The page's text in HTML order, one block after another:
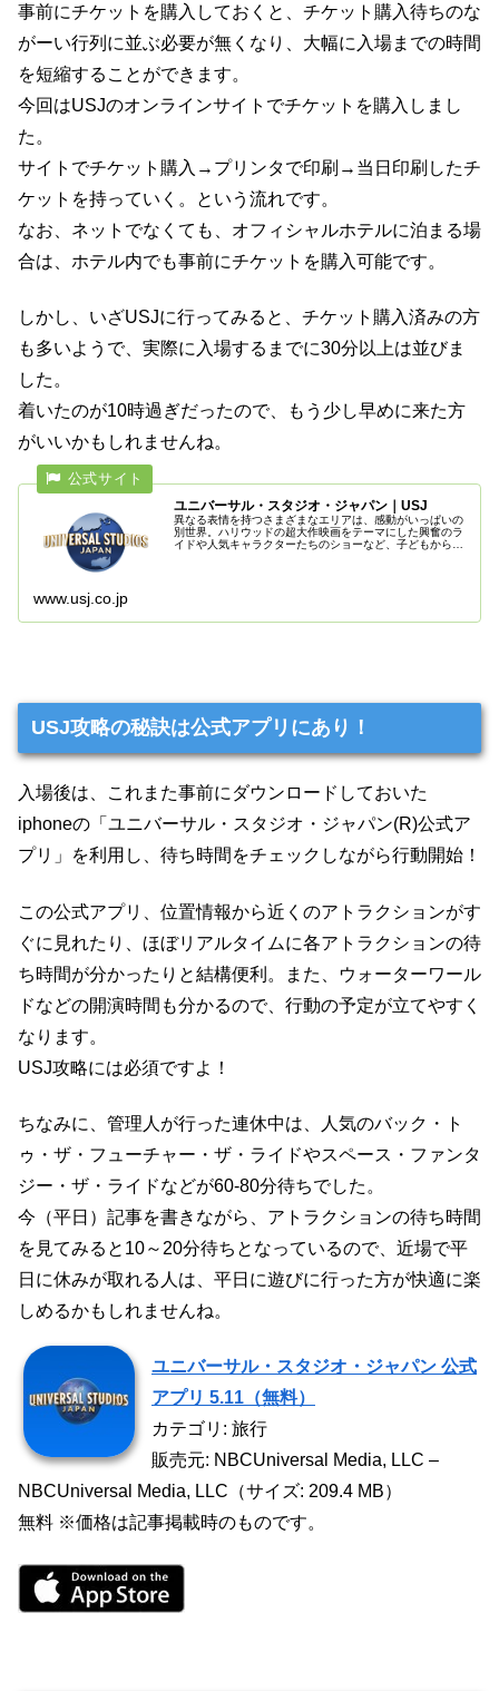
事前にチケットを購入しておくと、チケット購入待ちのな
がーい行列に並ぶ必要が無くなり、大幅に入場までの時間
を短縮することができます。
今回はUSJのオンラインサイトでチケットを購入しまし
た。
サイトでチケット購入→プリンタで印刷→当日印刷したチ
ケットを持っていく。という流れです。
なお、ネットでなくても、オフィシャルホテルに泊まる場
合は、ホテル内でも事前にチケットを購入可能です。
しかし、いざUSJに行ってみると、チケット購入済みの方
も多いようで、実際に入場するまでに30分以上は並びま
した。
着いたのが10時過ぎだったので、もう少し早めに来た方
がいいかもしれませんね。
ユニバーサル・スタジオ・ジャパン｜USJ
異なる表情を持つさまざまなエリアは、感動がいっぱいの
別世界。ハリウッドの超大作映画をテーマにした興奮のラ
イドや人気キャラクターたちのショーなど、子どもから大
www.usj.co.jp
USJ攻略の秘訣は公式アプリにあり！
入場後は、これまた事前にダウンロードしておいた
iphoneの「ユニバーサル・スタジオ・ジャパン(R)公式ア
プリ」を利用し、待ち時間をチェックしながら行動開始！
この公式アプリ、位置情報から近くのアトラクションがす
ぐに見れたり、ほぼリアルタイムに各アトラクションの待
ち時間が分かったりと結構便利。また、ウォーターワール
ドなどの開演時間も分かるので、行動の予定が立てやすく
なります。
USJ攻略には必須ですよ！
ちなみに、管理人が行った連休中は、人気のバック・ト
ゥ・ザ・フューチャー・ザ・ライドやスペース・ファンタ
ジー・ザ・ライドなどが60-80分待ちでした。
今（平日）記事を書きながら、アトラクションの待ち時間
を見てみると10～20分待ちとなっているので、近場で平
日に休みが取れる人は、平日に遊びに行った方が快適に楽
しめるかもしれませんね。
ユニバーサル・スタジオ・ジャパン 公式
アプリ 5.11（無料）
カテゴリ: 旅行
販売元: NBCUniversal Media, LLC –
NBCUniversal Media, LLC（サイズ: 209.4 MB）
無料 ※価格は記事掲載時のものです。